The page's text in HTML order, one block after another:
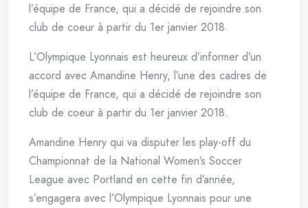
l’équipe de France, qui a décidé de rejoindre son
club de coeur à partir du 1er janvier 2018.
L’Olympique Lyonnais est heureux d’informer d’un
accord avec Amandine Henry, l’une des cadres de
l’équipe de France, qui a décidé de rejoindre son
club de coeur à partir du 1er janvier 2018.
Amandine Henry qui va disputer les play-off du
Championnat de la National Women’s Soccer
League avec Portland en cette fin d’année,
s’engagera avec l’Olympique Lyonnais pour une